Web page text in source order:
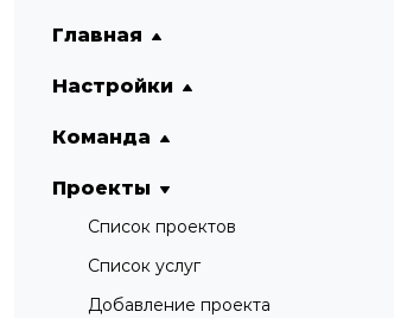
Главная
Настройки
Команда
Проекты
Список проектов
Список услуг
Добавление проекта